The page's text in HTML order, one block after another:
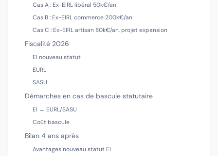
Cas A : Ex-EIRL libéral 50k€/an
Cas B : Ex-EIRL commerce 200k€/an
Cas C : Ex-EIRL artisan 80k€/an, projet expansion
Fiscalité 2026
EI nouveau statut
EURL
SASU
Démarches en cas de bascule statutaire
EI → EURL/SASU
Coût bascule
Bilan 4 ans après
Avantages nouveau statut EI